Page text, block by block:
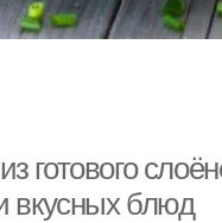
вкусных блюд